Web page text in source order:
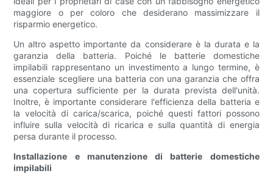
maggiore o per coloro che desiderano massimizzare il
risparmio energetico.
Un altro aspetto importante da considerare è la durata e la
garanzia della batteria. Poiché le batterie domestiche
impilabili rappresentano un investimento a lungo termine, è
essenziale scegliere una batteria con una garanzia che offra
una copertura sufficiente per la durata prevista dell'unità.
Inoltre, è importante considerare l'efficienza della batteria e
la velocità di carica/scarica, poiché questi fattori possono
influire sulla velocità di ricarica e sulla quantità di energia
persa durante il processo.
Installazione e manutenzione di batterie domestiche
impilabili